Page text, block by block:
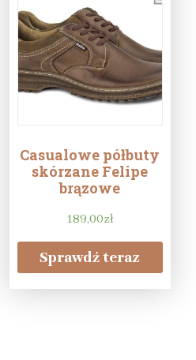
Casualowe półbuty
skórzane Felipe
brązowe
189,00zł
Sprawdź teraz